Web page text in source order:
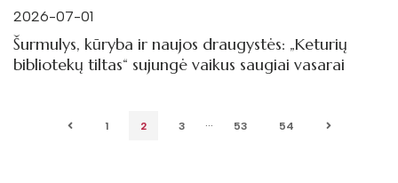
2026-07-01
Šurmulys, kūryba ir naujos draugystės: „Keturių
bibliotekų tiltas“ sujungė vaikus saugiai vasarai
1 2 3 ... 53 54